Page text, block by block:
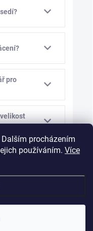
procházením
používáním. Více
pro